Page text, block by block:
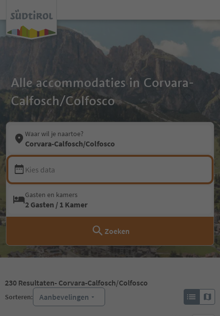
Alle accommodaties in Corvara-
Calfosch/Colfosco
Waar wil je naartoe?
Corvara-Calfosch/Colfosco
Kies data
Gasten en kamers
2 Gasten / 1 Kamer
Zoeken
230 Resultaten- Corvara-Calfosch/Colfosco
Sorteren: Aanbevelingen